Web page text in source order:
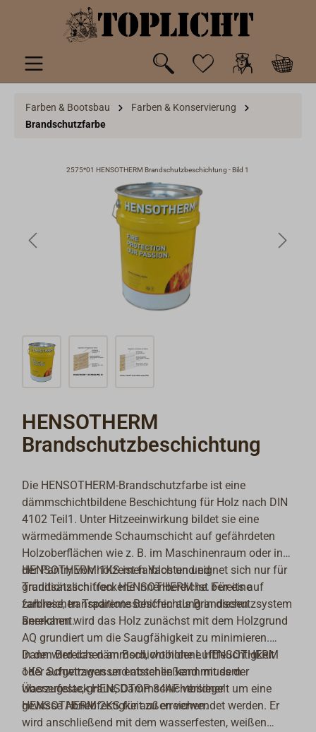
springen
Farben & Bootsbau
Farben & Konservierung
Brandschutzfarbe
2575*01 HENSOTHERM Brandschutzbeschichtung - Bild 1
HENSOTHERM
Brandschutzbeschichtung
Die HENSOTHERM-Brandschutzfarbe ist eine
dämmschichtbildene Beschichtung für Holz nach DIN
4102 Teil1. Unter Hitzeeinwirkung bildet sie eine
wärmedämmende Schaumschicht auf gefährdeten
Holzoberflächen wie z. B. im Maschinenraum oder in
der Pantry von hölzernen Yachten und
Traditionsschiffen. HENSOTHERM ist bereits auf
zahlreichen Traditionsschiffen als Brandschutzsystem
anerkannt.
HENSOTHERM 1KS ist farblos und eignet sich nur für
grundsätzlich trockene Innenbereiche. Für eine
farblose, transparente Beschichtung in diesen
Bereichen wird das Holz zunächst mit dem Holzgrund
AQ grundiert um die Saugfähigkeit zu minimieren.
Dann wird das dämmschichtbildene HENSOTHERM
1KS aufgetragen und abschließend mit dem
Überzugslack HENSOTOP 84AF versiegelt um eine
gewisse Abriebfestigkeit zu erreichen.
In den Bereichen an Bord, wo hohe Luftfeuchtigkeit
oder Schwitzwasser entstehen kann muss der
wasserfeste, graue, Dämmschichtbildner
HENSOTHERM 2KS für außen verwendet werden. Er
wird anschließend mit dem wasserfesten, weißen